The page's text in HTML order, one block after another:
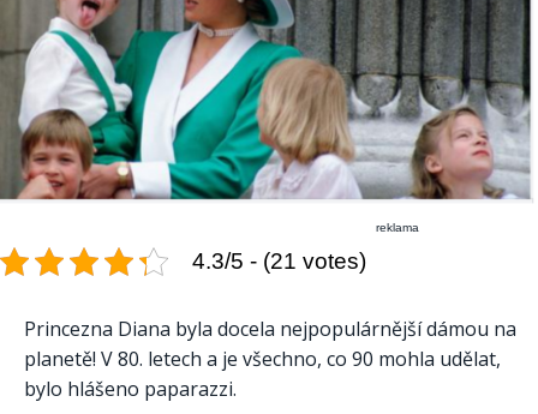
reklama
4.3/5 - (21 votes)
Princezna Diana byla docela nejpopulárnější dámou na
planetě! V 80. letech a je všechno, co 90 mohla udělat,
bylo hlášeno paparazzi.